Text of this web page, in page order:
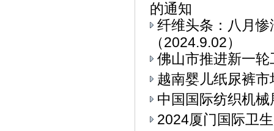
的通知
纤维头条：八月
（2024.9.02）
佛山市推进新一
越南婴儿纸尿裤
中国国际纺织机
2024厦门国际卫